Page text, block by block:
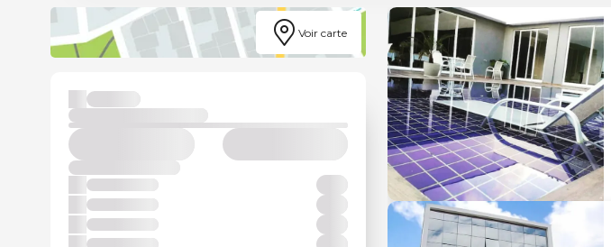
Voir carte